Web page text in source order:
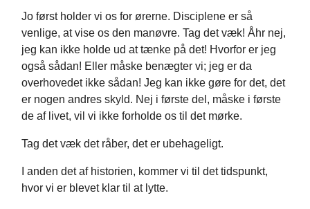
Jo først holder vi os for ørerne. Disciplene er så
venlige, at vise os den manøvre. Tag det væk! Åhr nej,
jeg kan ikke holde ud at tænke på det! Hvorfor er jeg
også sådan! Eller måske benægter vi; jeg er da
overhovedet ikke sådan! Jeg kan ikke gøre for det, det
er nogen andres skyld. Nej i første del, måske i første
de af livet, vil vi ikke forholde os til det mørke.
Tag det væk det råber, det er ubehageligt.
I anden det af historien, kommer vi til det tidspunkt,
hvor vi er blevet klar til at lytte.